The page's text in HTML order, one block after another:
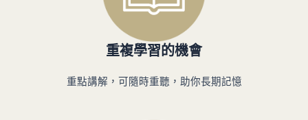
重複學習的機會
重點講解，可隨時重聽，助你長期記憶